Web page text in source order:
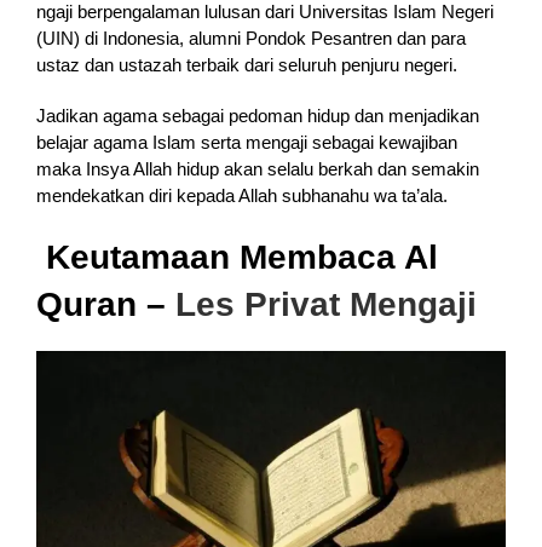
ngaji berpengalaman lulusan dari Universitas Islam Negeri
(UIN) di Indonesia, alumni Pondok Pesantren dan para
ustaz dan ustazah terbaik dari seluruh penjuru negeri.
Jadikan agama sebagai pedoman hidup dan menjadikan
belajar agama Islam serta mengaji sebagai kewajiban
maka Insya Allah hidup akan selalu berkah dan semakin
mendekatkan diri kepada Allah subhanahu wa ta’ala.
Keutamaan Membaca Al
Quran – Les Privat Mengaji